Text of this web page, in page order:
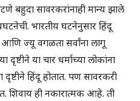
बहुदा सावरकरांनाही मान्य झाले
भारतीय घटनेनुसार हिंदू
ज्यू वगळता सर्वांना लागू
या चार धर्माच्या लोकांना
दृष्टीने हिंदू होतात. पण सावरकरी
शिवाय ही नकारात्मक आहे. ती